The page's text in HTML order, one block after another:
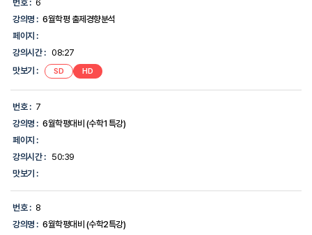
번호 : 6
강의명 : 6월학평 출제경향분석
페이지 :
강의시간 : 08:27
맛보기 :
SD HD
번호 : 7
강의명 : 6월학평대비 (수학1특강)
페이지 :
강의시간 :
50:39
맛보기 :
번호 : 8
강의명 : 6월학평대비 (수학2특강)